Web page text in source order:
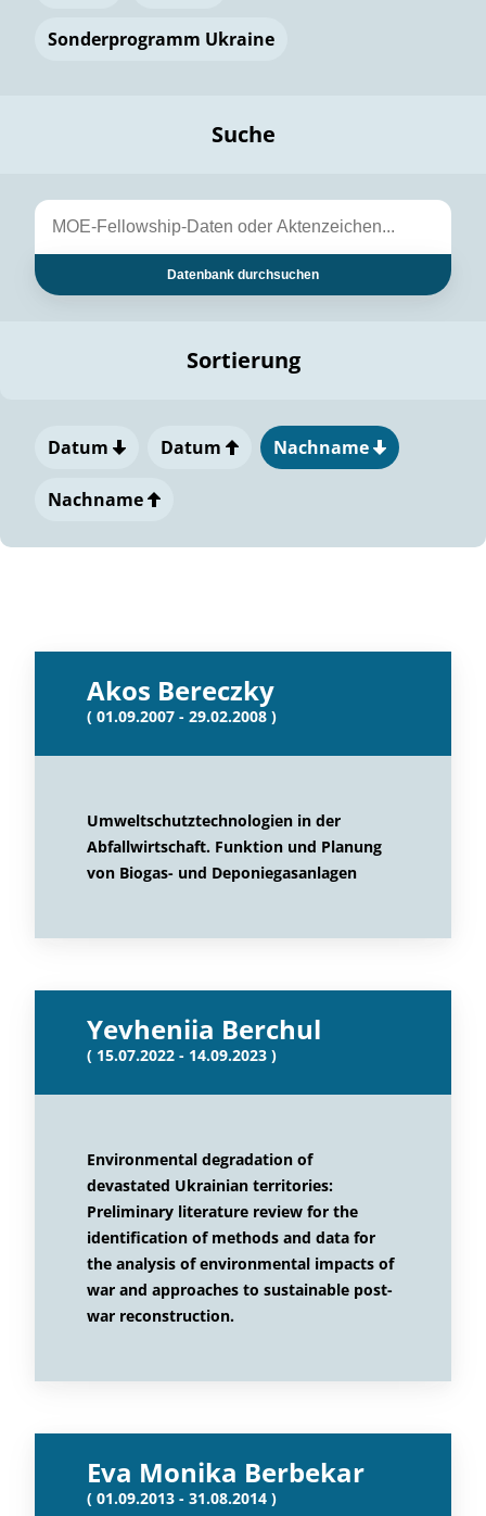
Sonderprogramm Ukraine
Suche
Datenbank durchsuchen
Sortierung
Datum Datum Nachname
Nachname
Akos Bereczky
( 01.09.2007 - 29.02.2008 )
Umweltschutztechnologien in der
Abfallwirtschaft. Funktion und Planung
von Biogas- und Deponiegasanlagen
Yevheniia Berchul
( 15.07.2022 - 14.09.2023 )
Environmental degradation of
devastated Ukrainian territories:
Preliminary literature review for the
identification of methods and data for
the analysis of environmental impacts of
war and approaches to sustainable post-
war reconstruction.
Eva Monika Berbekar
( 01.09.2013 - 31.08.2014 )